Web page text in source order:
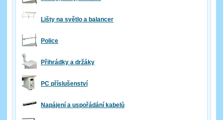
Lišty na světlo a balancer
Police
Přihrádky a držáky
PC příslušenství
Napájení a uspořádání kabelů